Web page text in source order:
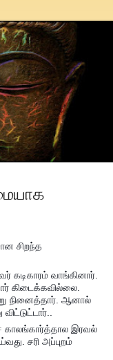
சிறந்த
கடிகாரம் வாங்கினார்.
கிடைக்கவில்லை.
நினைத்தார். ஆனால்
காலங்கார்த்தால இரவல்
சரி அப்புறம்